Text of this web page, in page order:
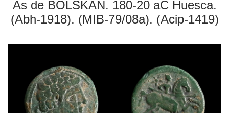
As de BOLSKAN. 180-20 aC Huesca.
(Abh-1918). (MIB-79/08a). (Acip-1419)